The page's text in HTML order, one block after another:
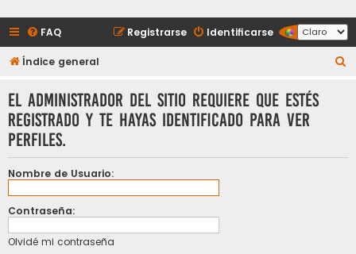
FAQ Identificarse
Registrarse
Índice general
El administrador del sitio requiere que estés
registrado y te hayas identificado para ver
perfiles.
Nombre de Usuario:
Contraseña:
Olvidé mi contraseña